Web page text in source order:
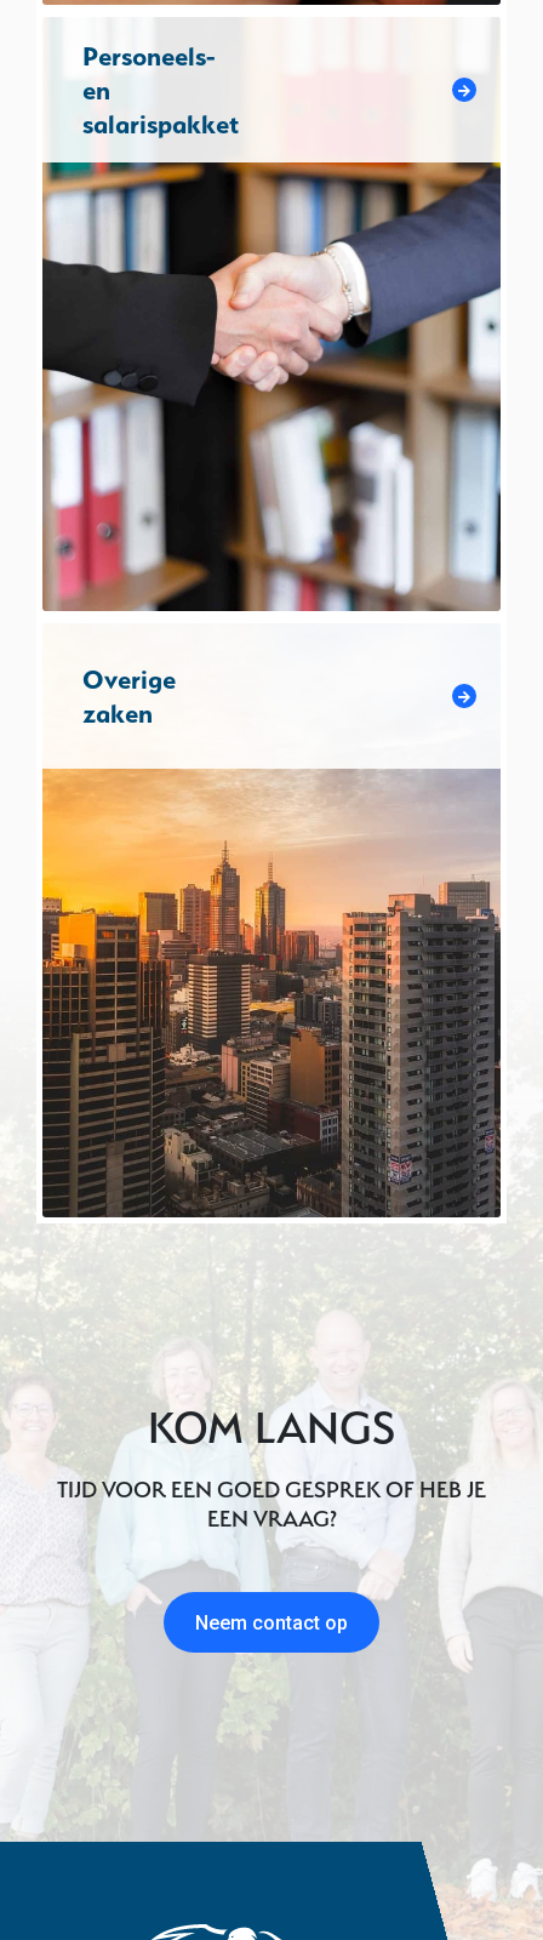
Personeels-
en
salarispakket
Overige
zaken
KOM LANGS
TIJD VOOR EEN GOED GESPREK OF HEB JE
EEN VRAAG?
Neem contact op